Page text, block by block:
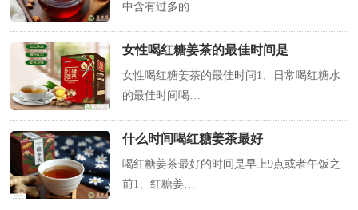
中含有过多的…
女性喝红糖姜茶的最佳时间是
女性喝红糖姜茶的最佳时间1、日常喝红糖水
的最佳时间喝…
什么时间喝红糖姜茶最好
喝红糖姜茶最好的时间是早上9点或者午饭之
前1、红糖姜…